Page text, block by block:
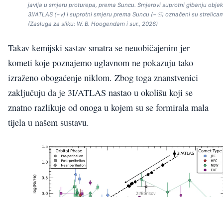
javlja u smjeru proturepa, prema Suncu. Smjerovi suprotni gibanju
3I/ATLAS (−v) i suprotni smjeru prema Suncu (−☉) označeni su
(Zasluga za sliku: W. B. Hoogendam i sur., 2026)
Takav kemijski sastav smatra se neuobičajenim jer
kometi koje poznajemo uglavnom ne pokazuju tako
izraženo obogaćenje niklom. Zbog toga znanstvenici
zaključuju da je 3I/ATLAS nastao u okolišu koji se
znatno razlikuje od onoga u kojem su se formirala mala
tijela u našem sustavu.